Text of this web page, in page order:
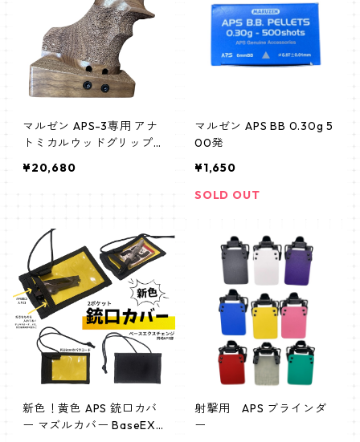
マルゼン APS-3専用 アナ
トミカルウッドグリップ
¥20,680
マルゼン APS BB 0.30g 5
00発
¥1,650
SOLD OUT
新色！黄色 APS 銃口カバ
ー マズルカバー BaseEXC
射撃用 APS ブラインダ
ー